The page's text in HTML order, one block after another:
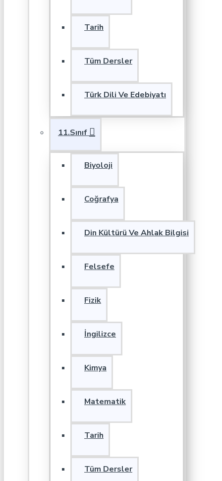
Tarih
Tüm Dersler
Türk Dili Ve Edebiyatı
11.Sınıf
Biyoloji
Coğrafya
Din Kültürü Ve Ahlak Bilgisi
Felsefe
Fizik
İngilizce
Kimya
Matematik
Tarih
Tüm Dersler